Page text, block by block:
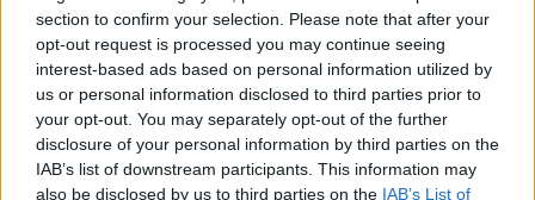
section to confirm your selection. Please note that after your
opt-out request is processed you may continue seeing
interest-based ads based on personal information utilized by
us or personal information disclosed to third parties prior to
your opt-out. You may separately opt-out of the further
disclosure of your personal information by third parties on the
IAB’s list of downstream participants. This information may
also be disclosed by us to third parties on the IAB’s List of
Failed to fetch
Občine: Slovenj Gradec